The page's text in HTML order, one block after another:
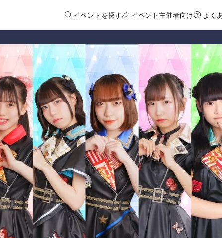
イベントを探す イベント主催者向け よく